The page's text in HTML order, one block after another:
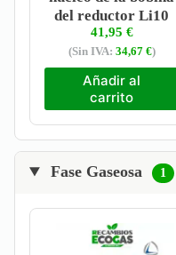
del reductor Li10
41,95 €
(Sin IVA: 34,67 €)
Añadir al
carrito
Fase Gaseosa 1